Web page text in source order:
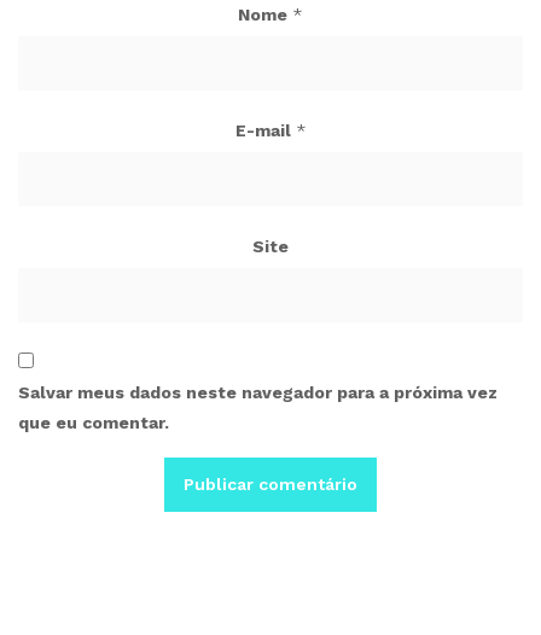
Nome *
E-mail *
Site
Salvar meus dados neste navegador para a próxima vez
que eu comentar.